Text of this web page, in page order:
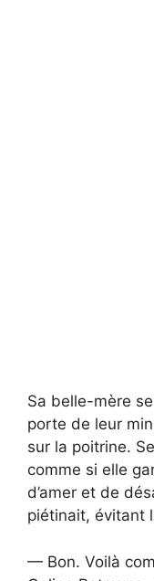
Sa belle-mère
porte de leur
sur la poitrine.
comme si elle
d’amer et de
piétinait, évitant
— Bon. Voilà